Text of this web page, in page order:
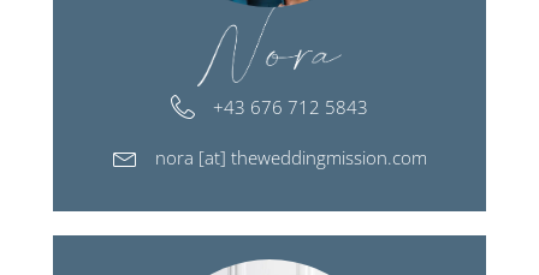
+43 676 712 5843
nora [at] theweddingmission.com